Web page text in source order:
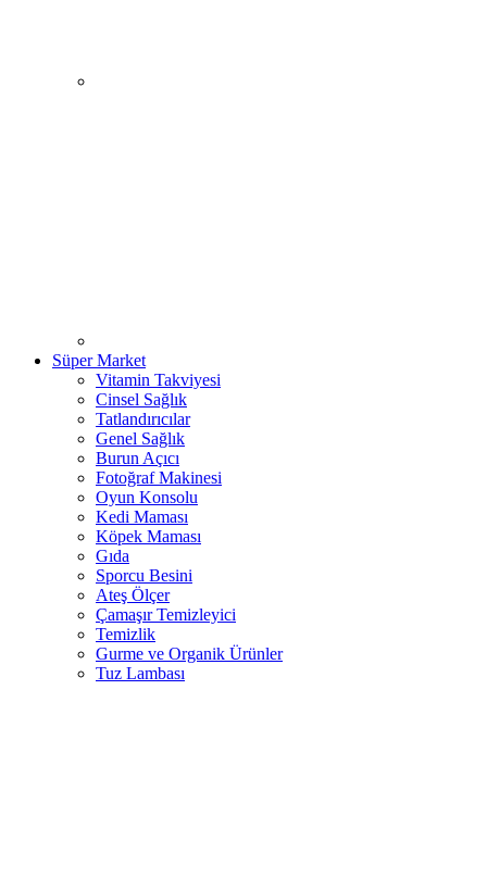
Süper Market
Vitamin Takviyesi
Cinsel Sağlık
Tatlandırıcılar
Genel Sağlık
Burun Açıcı
Fotoğraf Makinesi
Oyun Konsolu
Kedi Maması
Köpek Maması
Gıda
Sporcu Besini
Ateş Ölçer
Çamaşır Temizleyici
Temizlik
Gurme ve Organik Ürünler
Tuz Lambası